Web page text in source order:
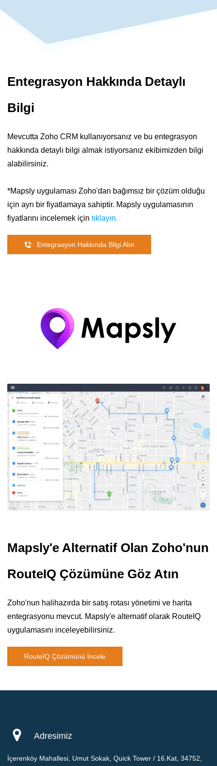
Entegrasyon Hakkında Detaylı
Bilgi
Mevcutta Zoho CRM kullanıyorsanız ve bu entegrasyon
hakkında detaylı bilgi almak istiyorsanız ekibimizden bilgi
alabilirsiniz.
*Mapsly uygulaması Zoho'dan bağımsız bir çözüm olduğu
için ayrı bir fiyatlamaya sahiptir. Mapsly uygulamasının
fiyatlarını incelemek için tıklayın.
Entegrasyon Hakkında Bilgi Alın
Mapsly'e Alternatif Olan Zoho'nun
RouteIQ Çözümüne Göz Atın
Zoho'nun halihazırda bir satış rotası yönetimi ve harita
entegrasyonu mevcut. Mapsly'e alternatif olarak RouteIQ
uygulamasını inceleyebilirsiniz.
RouteIQ Çözümünü İncele
Adresimiz
İçerenköy Mahallesi, Umut Sokak, Quick Tower / 16.Kat, 34752,